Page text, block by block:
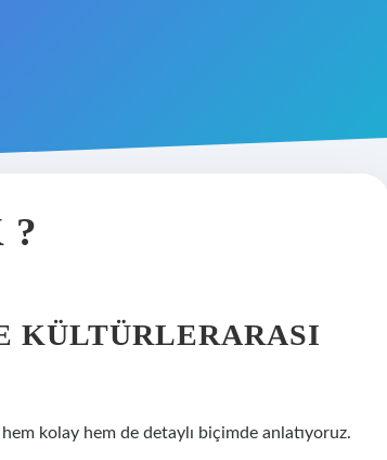
?
KÜLTÜRLERARASI
kolay hem de detaylı biçimde anlatıyoruz.